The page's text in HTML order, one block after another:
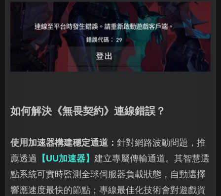
如何解決《無畏契約》連線錯誤？
使用加速器構建穩定通道： 針對網路波動問題，推
薦透過 【UU加速器】 建立專屬傳輸通道。其智慧選
點系統可實時監測全球伺服器負載狀態，自動選擇
響應速度最快的節點；專線最佳化技術會對遊戲資